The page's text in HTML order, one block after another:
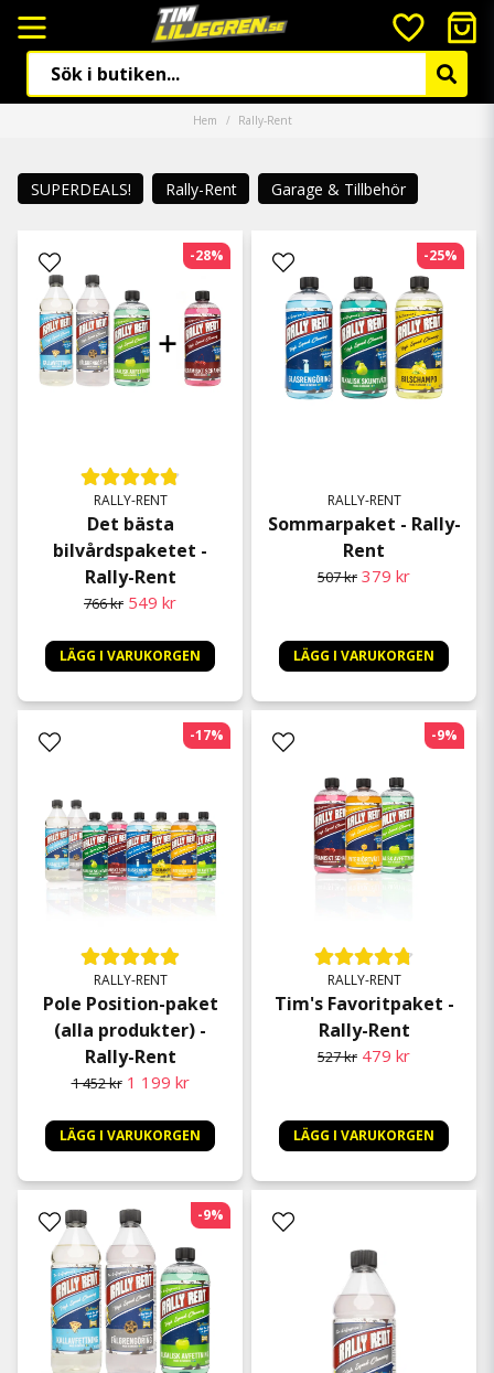
Hem Rally-Rent
SUPERDEALS! Rally-Rent Garage & Tillbehör
RALLY-RENT
Det bästa
bilvårdspaketet -
Rally-Rent
766 kr 549 kr
LÄGG I VARUKORGEN
-28%
RALLY-RENT
Sommarpaket - Rally-
Rent
507 kr 379 kr
LÄGG I VARUKORGEN
-25%
RALLY-RENT
Pole Position-paket
(alla produkter) -
Rally-Rent
1 452 kr 1 199 kr
LÄGG I VARUKORGEN
-17%
RALLY-RENT
Tim's Favoritpaket -
Rally-Rent
527 kr 479 kr
LÄGG I VARUKORGEN
-9%
-9%